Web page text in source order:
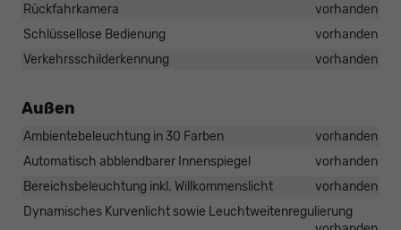
Rückfahrkamera
vorhanden
Schlüssellose Bedienung
vorhanden
Verkehrsschilderkennung
vorhanden
Außen
Ambientebeleuchtung in 30 Farben
vorhanden
Automatisch abblendbarer Innenspiegel
vorhanden
Bereichsbeleuchtung inkl. Willkommenslicht
vorhanden
Dynamisches Kurvenlicht sowie Leuchtweitenregulierung